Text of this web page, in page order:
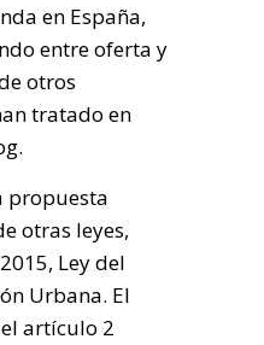
en España,
entre oferta y
otros
tratado en
propuesta
otras leyes,
Ley del
Urbana. El
artículo 2